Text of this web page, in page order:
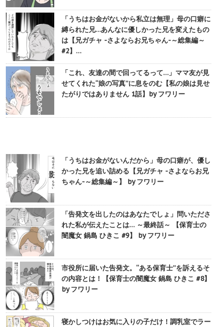
「うちはお金がないから私立は無理」母の口癖に
縛られた兄…あんなに優しかった兄を変えたもの
は【兄ガチャ -さよならお兄ちゃん-～総集編～
#2】…
「これ、友達の間で回ってるって…」ママ友が見
せてくれた“娘の写真”に息をのむ【私の娘は見せ
たがりではありません 1話】by フワリー
「うちはお金がないんだから」母の口癖が、優し
かった兄を追い詰める【兄ガチャ -さよならお兄
ちゃん-～総集編～】 by フワリー
「告発文を出したのはあなたでしょ」問いたださ
れた私が伝えたことは… ～最終話～ 【保育士の
闇魔女 鍋島 ひきこ #9】 by フワリー
市役所に届いた告発文。“ある保育士”を訴えるそ
の内容とは！【保育士の闇魔女 鍋島 ひきこ #8】
by フワリー
寝かしつけはお気に入りの子だけ！調乳室でラー